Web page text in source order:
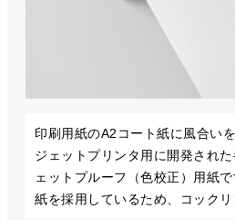
印刷用紙のA2コート紙に風合い
ジェットプリンタ用に開発され
ェットプルーフ（色校正）用紙
紙を採用しているため、コックリ